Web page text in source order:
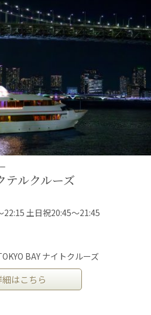
テルクルーズ
土日祝20:45～21:45
BAY ナイトクルーズ
細はこちら